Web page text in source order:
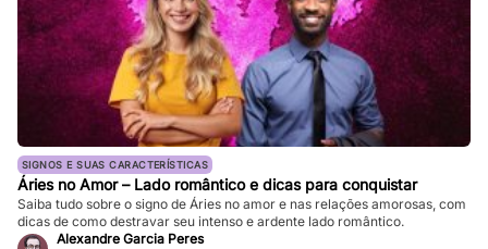
SIGNOS E SUAS CARACTERÍSTICAS
Áries no Amor – Lado romântico e dicas para conquistar
Saiba tudo sobre o signo de Áries no amor e nas relações amorosas, com
dicas de como destravar seu intenso e ardente lado romântico.
Alexandre Garcia Peres